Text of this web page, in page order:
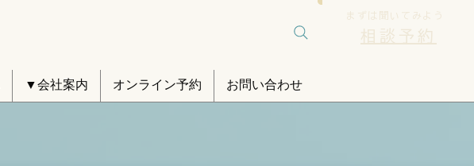
▼会社案内 オンライン予約 お問い合わせ
まずは聞いてみよう
相談予約